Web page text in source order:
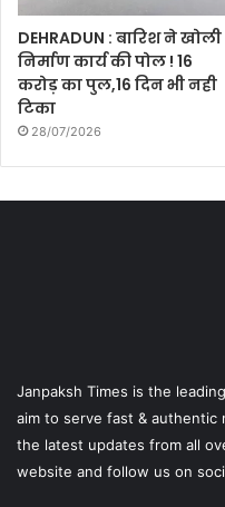
DEHRADUN : बारिश ने खोली
निर्माण कार्य की पोल ! 16
करोड़ का पुल,16 दिन भी नही
टिका
28/07/2026
Janpaksh Times is the
aim to serve fast &
the latest updates from all
website and follow us on